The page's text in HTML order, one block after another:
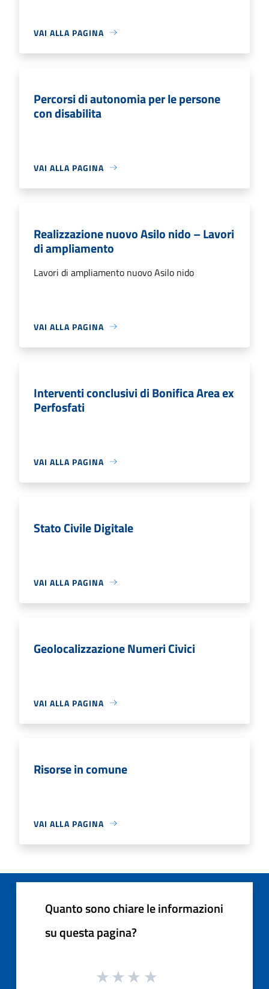
VAI ALLA PAGINA
Percorsi di autonomia per le persone
con disabilita
VAI ALLA PAGINA
Realizzazione nuovo Asilo nido – Lavori
di ampliamento
Lavori di ampliamento nuovo Asilo nido
VAI ALLA PAGINA
Interventi conclusivi di Bonifica Area ex
Perfosfati
VAI ALLA PAGINA
Stato Civile Digitale
VAI ALLA PAGINA
Geolocalizzazione Numeri Civici
VAI ALLA PAGINA
Risorse in comune
VAI ALLA PAGINA
Quanto sono chiare le informazioni
su questa pagina?